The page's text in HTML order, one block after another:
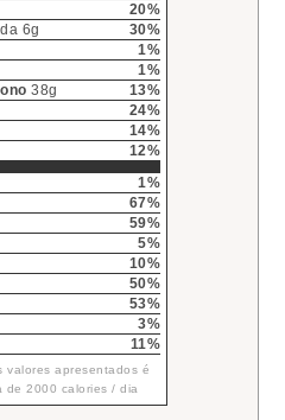
20%
6g
30%
1%
1%
38g
13%
24%
14%
12%
1%
67%
59%
5%
10%
50%
53%
3%
11%
valores apresentados é
de 2000 calories / dia